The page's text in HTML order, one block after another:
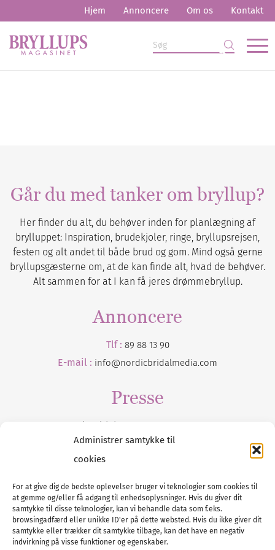
Administrer samtykke til
cookies
For at give dig de bedste oplevelser bruger vi teknologier som cookies til
at gemme og/eller få adgang til enhedsoplysninger. Hvis du giver dit
samtykke til disse teknologier, kan vi behandle data som f.eks.
browsingadfærd eller unikke ID'er på dette websted. Hvis du ikke giver dit
samtykke eller trækker dit samtykke tilbage, kan det have en negativ
indvirkning på visse funktioner og egenskaber.
Hjem Annoncere Om os Kontakt
Går du med tanker om bryllup?
Her finder du alt, du behøver inden for planlægning af
brylluppet: Inspiration, brudekjoler, ringe, bryllupsrejsen,
festen og alt andet til både brud og gom. Mind også gerne
bryllupsgæsterne om, at de kan finde alt, hvad de behøver.
Alt sammen for at I kan få jeres drømmebryllup.
Annoncere
Tlf : 89 88 13 90
E-mail : info@nordicbridalmedia.com
Presse
Tilmeld dig vores
Tel :89 88 13 90
E-post:info@nordicbridalmedia.com
Nordic Bridal Media